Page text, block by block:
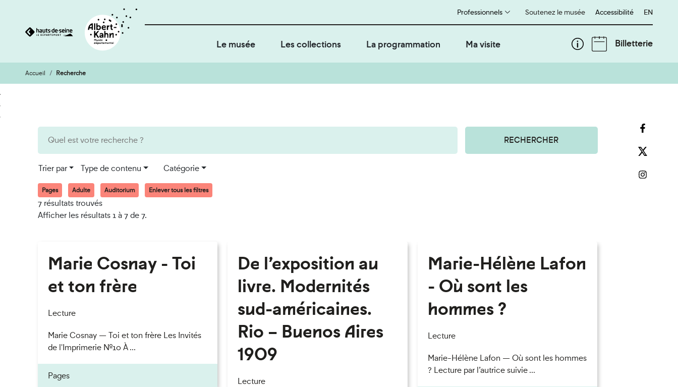
Aller
au
contenu
Aller
à
la
Soutenez le musée
Professionnels Accessibilité English
EN
Le musée Les collections La programmation Ma visite Billetterie
Accueil Recherche
RECHERCHER
Trier par Type de contenu Catégorie
Pages Adulte Auditorium Enlever tous les filtres
7 résultats trouvés
Afficher les résultats 1 à 7 de 7.
Marie Cosnay - Toi
et ton frère
Lecture
Marie Cosnay — Toi et ton frère Les Invités
de l'Imprimerie n°10 À ...
Pages
De l’exposition au
livre. Modernités
sud-américaines.
Rio – Buenos Aires
1909
Lecture
Marie-Hélène Lafon
- Où sont les
hommes ?
Lecture
Marie-Hélène Lafon — Où sont les hommes
? Lecture par l’autrice suivie ...